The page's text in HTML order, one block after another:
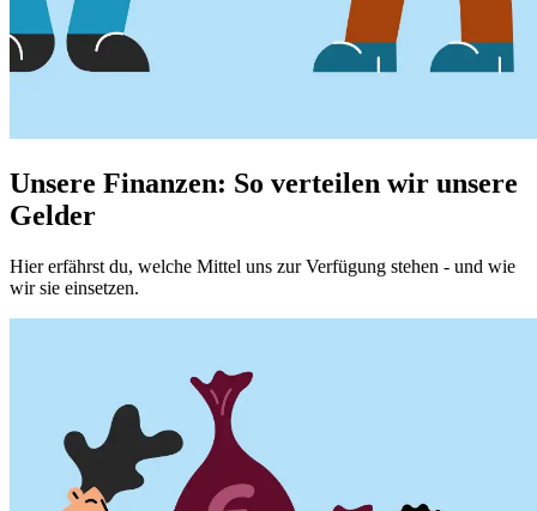
Unsere Finanzen: So verteilen wir unsere
Gelder
Hier erfährst du, welche Mittel uns zur Verfügung stehen - und wie
wir sie einsetzen.